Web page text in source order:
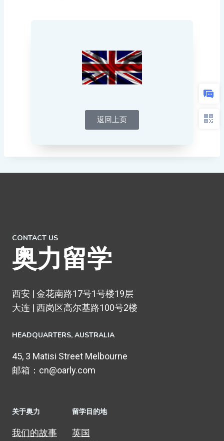
返回上页
CONTACT US
奥力留学
西安 | 金花南路17号1号楼19层
大连 | 西岗区高尔基路100号2楼
HEADQUARTERS​, AUSTRALIA
45, 3 Matisi Street Melbourne
邮箱：cn@oarly.com
关于奥力
我们的故事
留学目的地
英国